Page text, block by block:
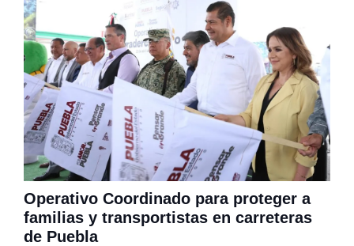
Operativo Coordinado para proteger a
familias y transportistas en carreteras
de Puebla